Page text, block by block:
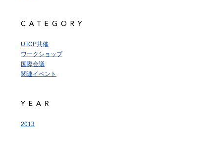
UTCP共催
ワークショップ
国際会議
関連イベント
2013